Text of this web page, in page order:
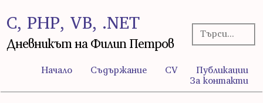
C, PHP, VB, .NET
Дневникът на Филип Петров
Начало Съдържание CV
Публикации
За контакти